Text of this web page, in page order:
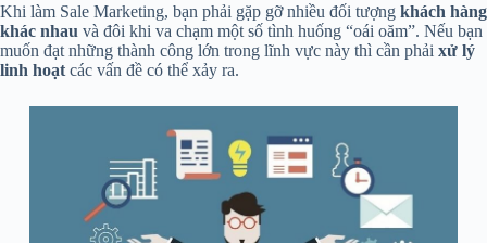
Khi làm Sale Marketing, bạn phải gặp gỡ nhiều đối tượng khách hàng
khác nhau và đôi khi va chạm một số tình huống “oái oăm”. Nếu bạn
muốn đạt những thành công lớn trong lĩnh vực này thì cần phải xử lý
linh hoạt các vấn đề có thể xảy ra.